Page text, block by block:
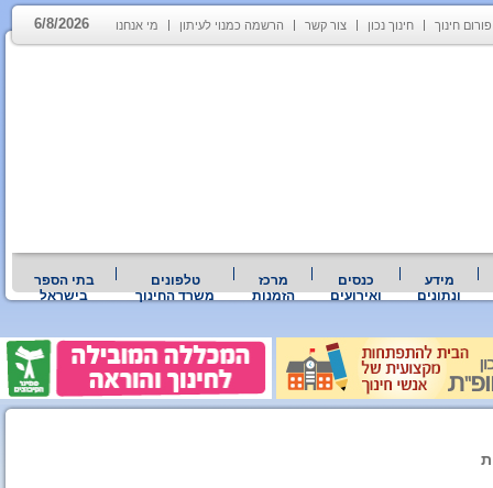
פורום חינוך חינוך נכון צור קשר הרשמה כמנוי לעיתון מי אנחנו 6/8/2026
מידע
ונתונים
כנסים
ואירועים
מרכז
הזמנות
טלפונים
משרד החינוך
בתי הספר
בישראל